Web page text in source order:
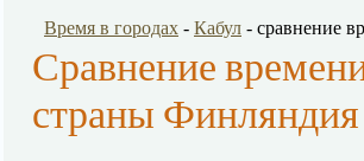
Время в городах - Кабул - сравнение
Сравнение
страны Финляндия